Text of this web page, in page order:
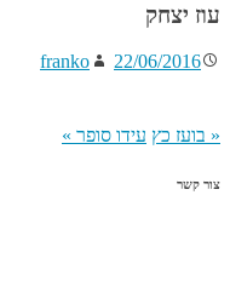
עוז יצחק
22/06/2016
franko
« בועז כץ עידו סופר »
צור קשר